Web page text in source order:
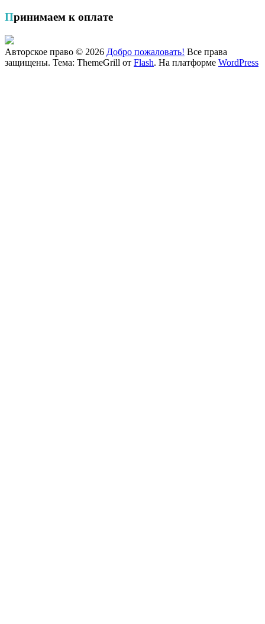
Принимаем к оплате
Авторское право © 2026 Добро пожаловать! Все права
защищены. Тема: ThemeGrill от Flash. На платформе WordPress